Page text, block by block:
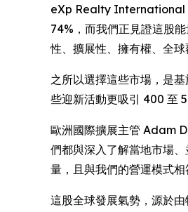
eXp Realty International
74%，而我們正見證這股
性、擴展性、擁有權、全
之所以選擇這些市場，是
些迎新活動更吸引 400 至
歐洲國際擴展主管 Adam
們都與深入了解當地市場
量，且與我們的營運模式
這股全球發展氣勢，源於